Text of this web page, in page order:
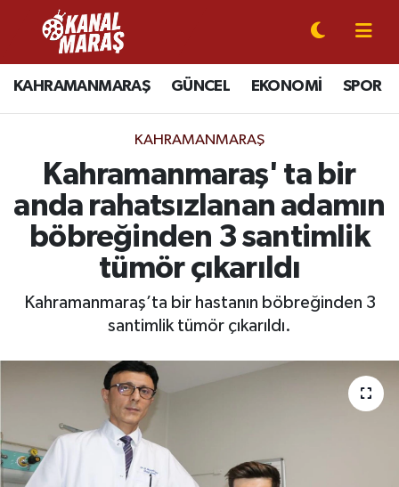
KAHRAMANMARAŞ GÜNCEL EKONOMİ SPOR
KAHRAMANMARAŞ
Kahramanmaraş' ta bir
anda rahatsızlanan adamın
böbreğinden 3 santimlik
tümör çıkarıldı
Kahramanmaraş’ta bir hastanın böbreğinden 3
santimlik tümör çıkarıldı.
CANLI YAYIN
KAHRAMANMARAŞ
SPOR
SİYASET
MAGAZİN
SAĞLIK
Kahramanmaraş Nöbetçi Eczaneler
Kahramanmaraş Hava Durumu
Kahramanmaraş Trafik Yoğunluk Haritası
Süper Lig Puan Durumu ve Fikstür
Tüm Manşetler
Haber Arşivi